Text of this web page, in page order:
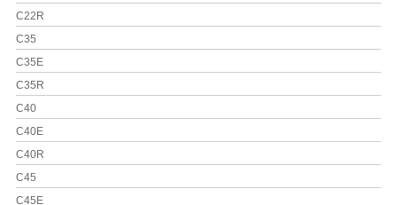
C22R
C35
C35E
C35R
C40
C40E
C40R
C45
C45E